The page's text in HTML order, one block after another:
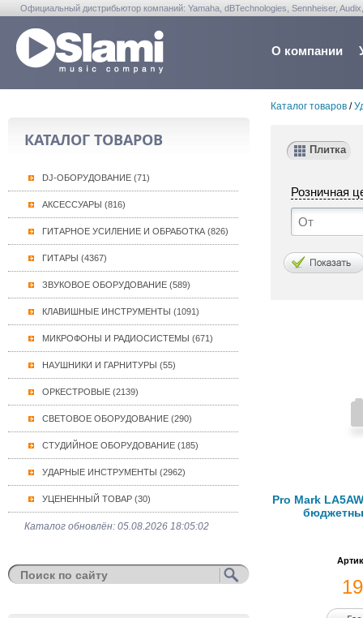
Официальный дистрибьютор компаний: Yamaha, dBTechnologies, Sennheiser,
О компании
КАТАЛОГ ТОВАРОВ
DJ-ОБОРУДОВАНИЕ (71)
АКСЕССУАРЫ (816)
ГИТАРНОЕ УСИЛЕНИЕ И ОБРАБОТКА (826)
ГИТАРЫ (4367)
ЗВУКОВОЕ ОБОРУДОВАНИЕ (589)
КЛАВИШНЫЕ ИНСТРУМЕНТЫ (1091)
МИКРОФОНЫ И РАДИОСИСТЕМЫ (671)
НАУШНИКИ И ГАРНИТУРЫ (55)
ОРКЕСТРОВЫЕ (2139)
СВЕТОВОЕ ОБОРУДОВАНИЕ (290)
СТУДИЙНОЕ ОБОРУДОВАНИЕ (185)
УДАРНЫЕ ИНСТРУМЕНТЫ (2962)
УЦЕНЕННЫЙ ТОВАР (30)
Каталог обновлён: 05.08.2026 18:05:02
Каталог товаров/
Плитка
Розничная
Pro Mark